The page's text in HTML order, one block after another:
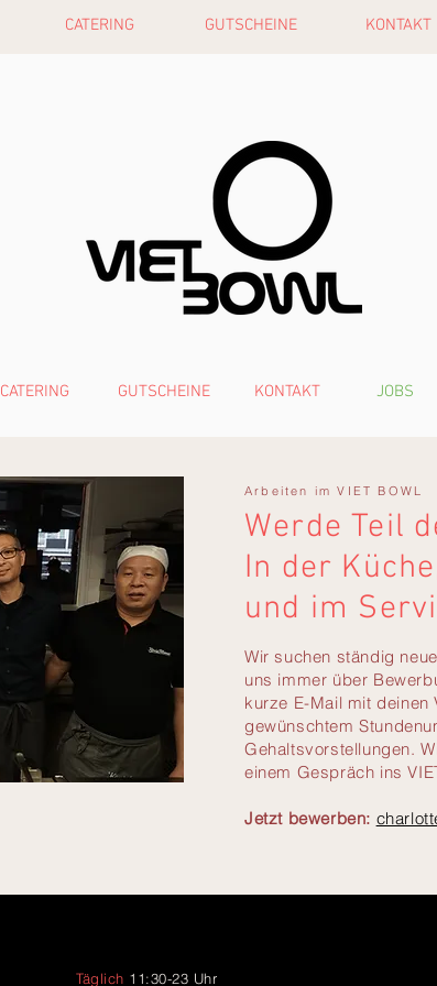
CATERING GUTSCHEINE KONTAKT
CATERING GUTSCHEINE KONTAKT JOBS
Arbeiten im VIET BOWL
Werde Teil
In der
und im
Wir suchen ständig
uns immer über
kurze E-Mail mit deinen
gewünschtem
Gehaltsvorstellungen.
einem Gespräch ins
Jetzt bewerben:
Täglich 11:30-23 Uhr